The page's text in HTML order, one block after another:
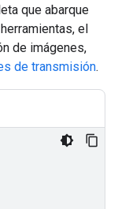
que abarque
el
de imágenes,
de transmisión.